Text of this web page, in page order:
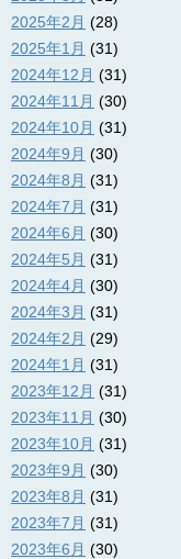
2025年2月 (28)
2025年1月 (31)
2024年12月 (31)
2024年11月 (30)
2024年10月 (31)
2024年9月 (30)
2024年8月 (31)
2024年7月 (31)
2024年6月 (30)
2024年5月 (31)
2024年4月 (30)
2024年3月 (31)
2024年2月 (29)
2024年1月 (31)
2023年12月 (31)
2023年11月 (30)
2023年10月 (31)
2023年9月 (30)
2023年8月 (31)
2023年7月 (31)
2023年6月 (30)